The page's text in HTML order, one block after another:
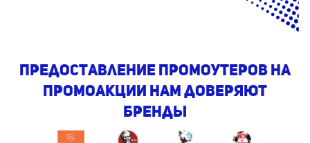
предоставление промоутеров на
промоакции Нам доверяют
бренды